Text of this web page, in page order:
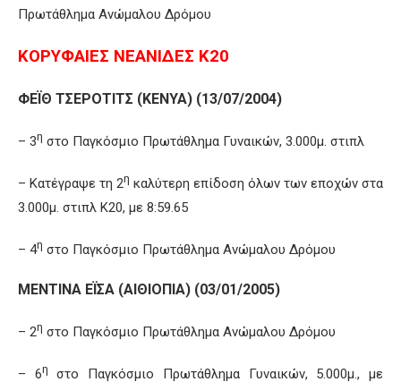
Πρωτάθλημα Ανώμαλου Δρόμου
ΚΟΡΥΦΑΙΕΣ ΝΕΑΝΙΔΕΣ Κ20
ΦΕΪΘ ΤΣΕΡΟΤΙΤΣ (ΚΕΝΥΑ) (13/07/2004)
– 3η στο Παγκόσμιο Πρωτάθλημα Γυναικών, 3.000μ. στιπλ
– Κατέγραψε τη 2η καλύτερη επίδοση όλων των εποχών στα
3.000μ. στιπλ Κ20, με 8:59.65
– 4η στο Παγκόσμιο Πρωτάθλημα Ανώμαλου Δρόμου
ΜΕΝΤΙΝΑ ΕΪΣΑ (ΑΙΘΙΟΠΙΑ) (03/01/2005)
– 2η στο Παγκόσμιο Πρωτάθλημα Ανώμαλου Δρόμου
– 6η
στο Παγκόσμιο Πρωτάθλημα Γυναικών, 5.000μ., με